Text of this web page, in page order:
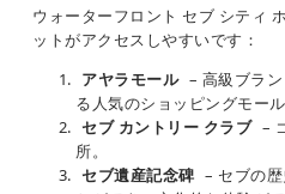
ウォーターフロント セブ シティ
ットがアクセスしやすいです：
アヤラモール – 高級ブラ
る人気のショッピングモール
セブ カントリー クラブ –
所。
セブ遺産記念碑 – セブの